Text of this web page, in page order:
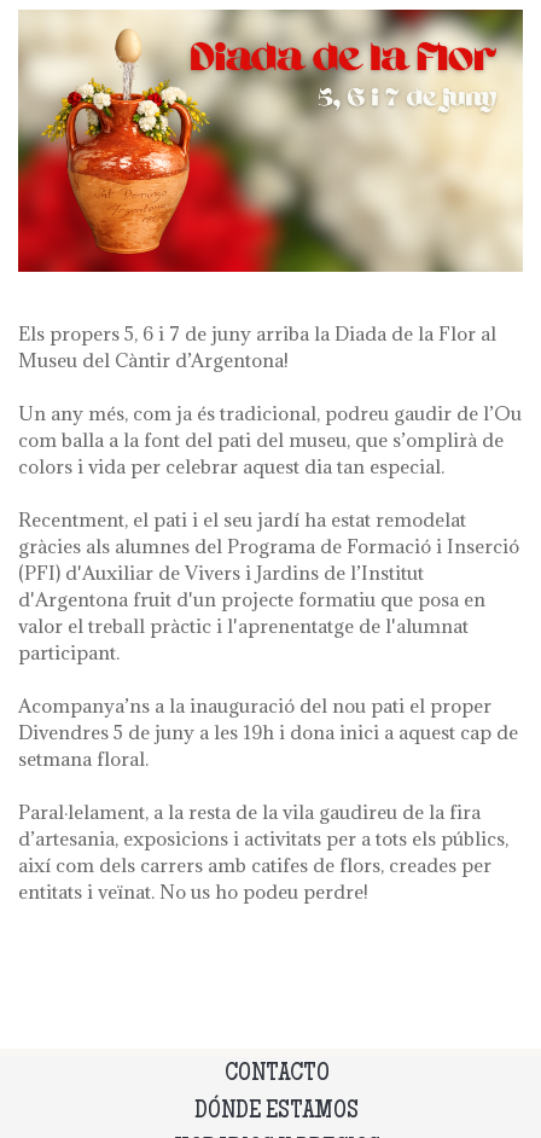
Els propers 5, 6 i 7 de juny arriba la Diada de la Flor al
Museu del Càntir d’Argentona!
Un any més, com ja és tradicional, podreu gaudir de l’Ou
com balla a la font del pati del museu, que s’omplirà de
colors i vida per celebrar aquest dia tan especial.
Recentment, el pati i el seu jardí ha estat remodelat
gràcies als alumnes del Programa de Formació i Inserció
(PFI) d'Auxiliar de Vivers i Jardins de l’Institut
d'Argentona fruit d'un projecte formatiu que posa en
valor el treball pràctic i l'aprenentatge de l'alumnat
participant.
Acompanya’ns a la inauguració del nou pati el proper
Divendres 5 de juny a les 19h i dona inici a aquest cap de
setmana floral.
Paral·lelament, a la resta de la vila gaudireu de la fira
d’artesania, exposicions i activitats per a tots els públics,
així com dels carrers amb catifes de flors, creades per
entitats i veïnat. No us ho podeu perdre!
CONTACTO
DÓNDE ESTAMOS